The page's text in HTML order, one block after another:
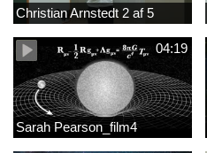
Christian Arnstedt 2 af 5
04:19
Sarah Pearson_film4